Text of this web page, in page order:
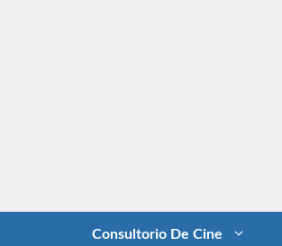
Consultorio De Cine